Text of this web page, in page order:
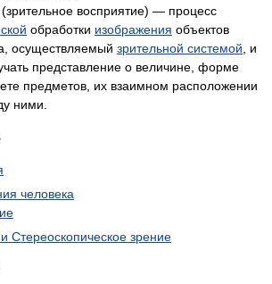
(зрительное восприятие) — процесс
обработки изображения объектов
осуществляемый зрительной системой , и
представление о величине, форме
предметов, их взаимном расположении
ними.
человека
Стереоскопическое зрение